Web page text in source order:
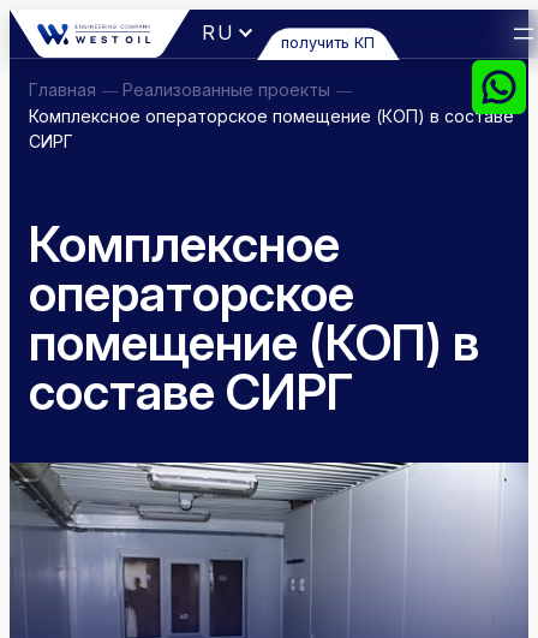
Перейти
к
содержимому
RU получить КП
Главная — Реализованные проекты —
Комплексное операторское помещение (КОП) в составе
СИРГ
Комплексное
операторское
помещение (КОП) в
составе СИРГ